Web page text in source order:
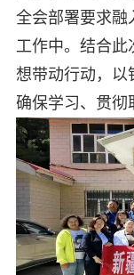
全会部署要求融
工作中。结合此
想带动行动，以
确保学习、贯彻